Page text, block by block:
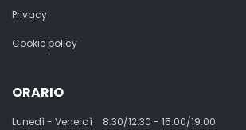
Privacy
Cookie policy
ORARIO
Lunedì - Venerdì 8:30/12:30 - 15:00/19:00